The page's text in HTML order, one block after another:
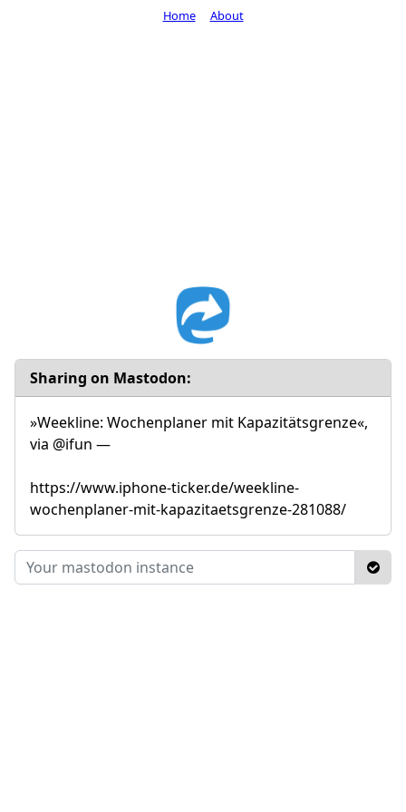
Sharing on Mastodon:
»Weekline: Wochenplaner mit Kapazitätsgrenze«,
via @ifun —
https://www.iphone-ticker.de/weekline-
wochenplaner-mit-kapazitaetsgrenze-281088/
Home About